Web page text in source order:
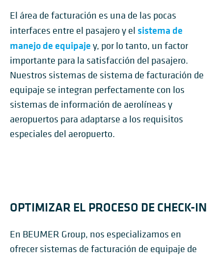
El área de facturación es una de las pocas
interfaces entre el pasajero y el sistema de
manejo de equipaje y, por lo tanto, un factor
importante para la satisfacción del pasajero.
Nuestros sistemas de sistema de facturación de
equipaje se integran perfectamente con los
sistemas de información de aerolíneas y
aeropuertos para adaptarse a los requisitos
especiales del aeropuerto.
OPTIMIZAR EL PROCESO DE CHECK-IN
En BEUMER Group, nos especializamos en
ofrecer sistemas de facturación de equipaje de